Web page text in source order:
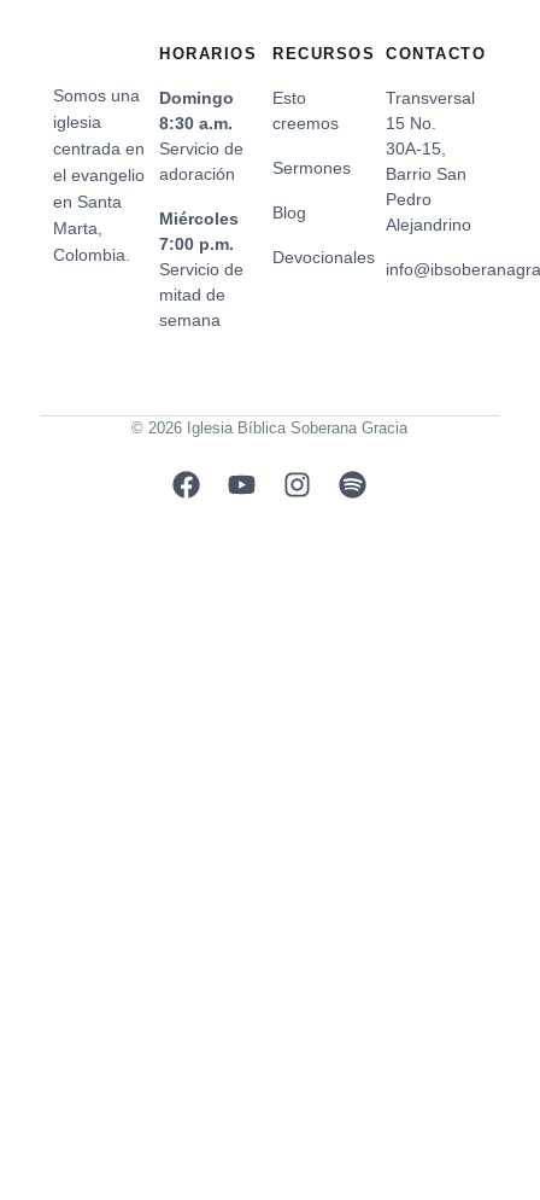
Somos una
iglesia
centrada en
el evangelio
en Santa
Marta,
Colombia.
HORARIOS
Domingo
8:30 a.m.
Servicio de
adoración
Miércoles
7:00 p.m.
Servicio de
mitad de
semana
RECURSOS
Esto
creemos
Sermones
Blog
Devocionales
CONTACTO
Transversal
15 No.
30A-15,
Barrio San
Pedro
Alejandrino
© 2026 Iglesia Bíblica Soberana Gracia